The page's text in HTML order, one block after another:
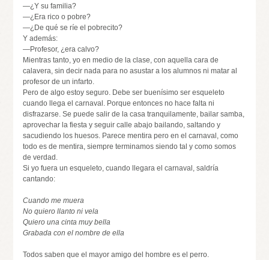
—¿Y su familia?
—¿Era rico o pobre?
—¿De qué se ríe el pobrecito?
Y además:
—Profesor, ¿era calvo?
Mientras tanto, yo en medio de la clase, con aquella cara de
calavera, sin decir nada para no asustar a los alumnos ni matar al
profesor de un infarto.
Pero de algo estoy seguro. Debe ser buenísimo ser esqueleto
cuando llega el carnaval. Porque entonces no hace falta ni
disfrazarse. Se puede salir de la casa tranquilamente, bailar samba,
aprovechar la fiesta y seguir calle abajo bailando, saltando y
sacudiendo los huesos. Parece mentira pero en el carnaval, como
todo es de mentira, siempre terminamos siendo tal y como somos
de verdad.
Si yo fuera un esqueleto, cuando llegara el carnaval, saldría
cantando:
Cuando me muera
No quiero llanto ni vela
Quiero una cinta muy bella
Grabada con el nombre de ella
Todos saben que el mayor amigo del hombre es el perro.